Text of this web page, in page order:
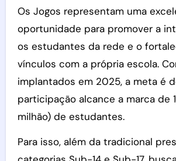
Os Jogos representam uma
oportunidade para promover a
os estudantes da rede e o
vínculos com a própria escola.
implantados em 2025, a meta é
participação alcance a marca de
milhão) de estudantes.
Para isso, além da tradicional